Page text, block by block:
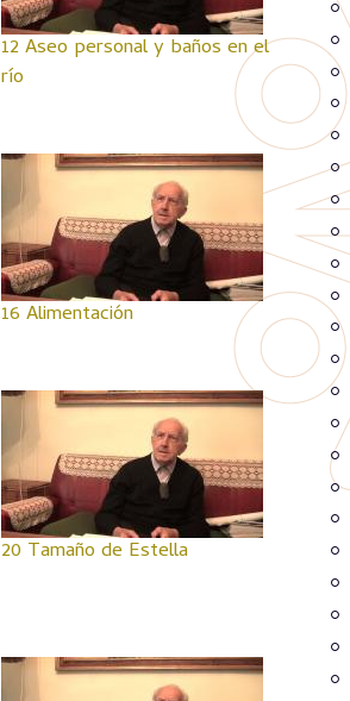
12 Aseo personal y baños en el
río
16 Alimentación
20 Tamaño de Estella